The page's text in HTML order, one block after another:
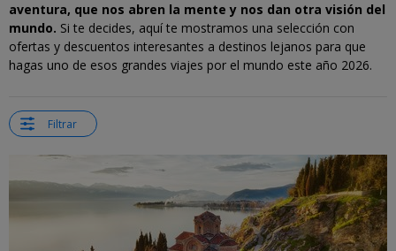
aventura, que nos abren la mente y nos dan otra visión del
mundo. Si te decides, aquí te mostramos una selección con
ofertas y descuentos interesantes a destinos lejanos para que
hagas uno de esos grandes viajes por el mundo este año 2026.
Filtrar